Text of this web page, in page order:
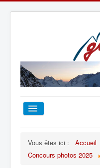
TOUT SUR LE GUMS
Vous êtes ici : Accueil
Concours photos 2025